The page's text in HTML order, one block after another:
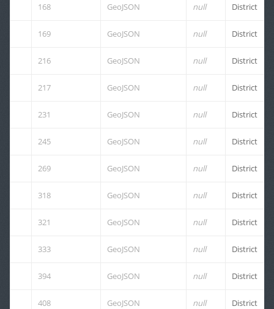
168 GeoJSON null District
169 GeoJSON null District
216 GeoJSON null District
217 GeoJSON null District
231 GeoJSON null District
245 GeoJSON null District
269 GeoJSON null District
318 GeoJSON null District
321 GeoJSON null District
333 GeoJSON null District
394 GeoJSON null District
408 GeoJSON null District